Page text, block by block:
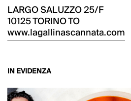
LARGO SALUZZO 25/F
10125 TORINO TO
www.lagallinascannata.com
IN EVIDENZA